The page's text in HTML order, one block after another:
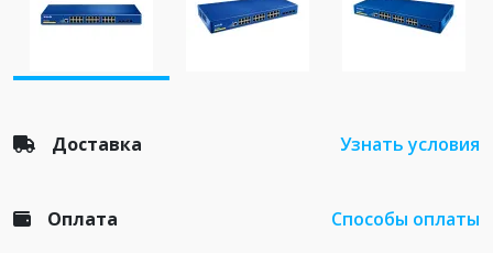
Доставка Узнать условия
Оплата Способы оплаты